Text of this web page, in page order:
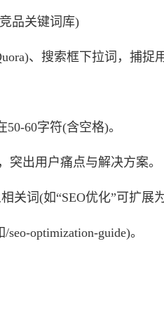
品关键词库)
、搜索框下拉词，捕捉
60字符(含空格)。
突出用户痛点与解决方案。
关词(如“SEO优化”可扩展
optimization-guide)。